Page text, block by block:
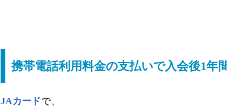
携帯電話利用料金の支払いで入会後1年
JAカードで、